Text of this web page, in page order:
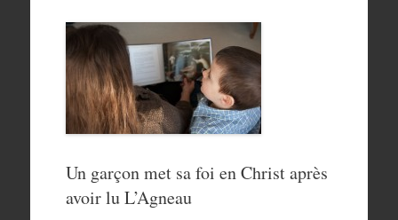
Un garçon met sa foi en Christ après
avoir lu L’Agneau